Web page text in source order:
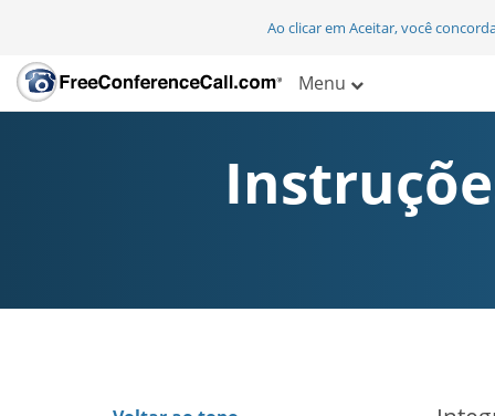
Ao clicar em Aceitar, você
Menu